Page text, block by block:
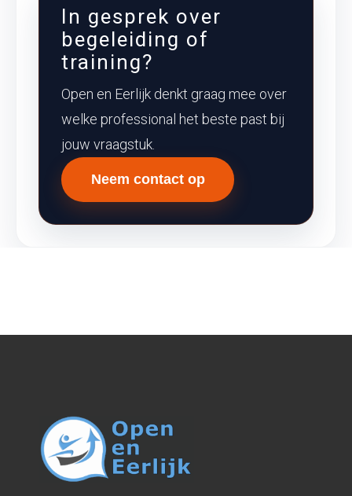
In gesprek over
begeleiding of
training?
Open en Eerlijk denkt graag mee over
welke professional het beste past bij
jouw vraagstuk.
Neem contact op